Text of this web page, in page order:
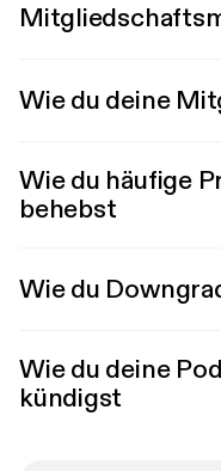
Wie du deine
Wie du häufige
behebst
Wie du
Wie du deine
kündigst